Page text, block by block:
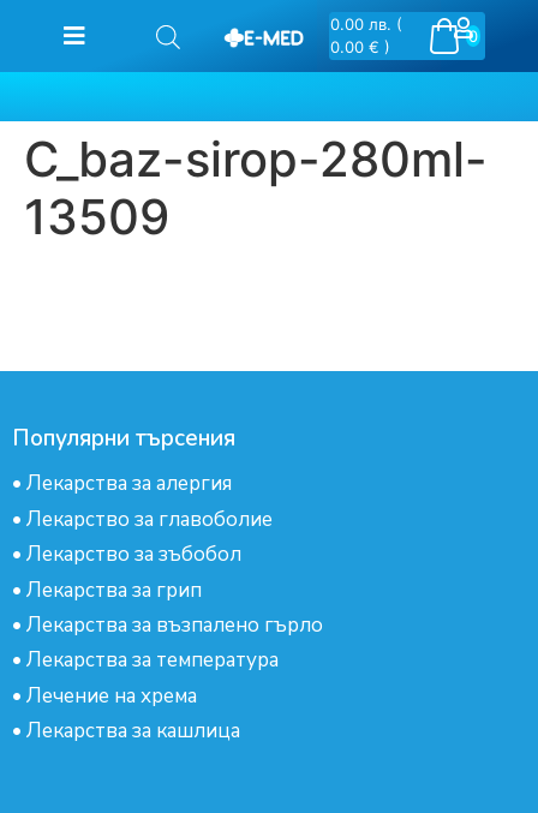
0
0.00 лв. (
0.00 € )
C_baz-sirop-280ml-
13509
Популярни търсения
• Лекарства за алергия
• Лекарство за главоболие
• Лекарство за зъбобол
• Лекарства за грип
• Лекарства за възпалено гърло
• Лекарства за температура
• Лечение на хрема
• Лекарства за кашлица